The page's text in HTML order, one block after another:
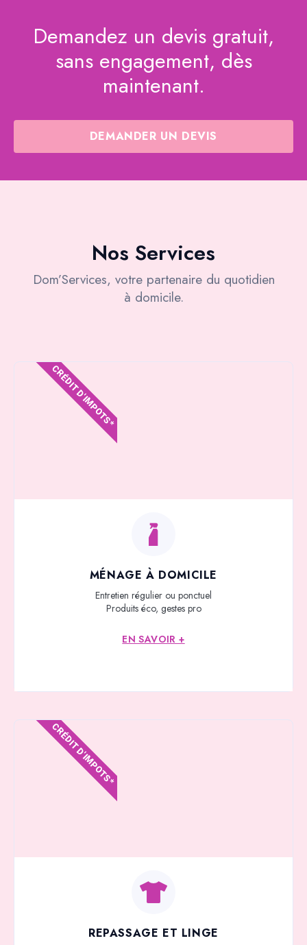
Demandez un devis gratuit,
sans engagement, dès
maintenant.
DEMANDER UN DEVIS
Nos Services
Dom’Services, votre partenaire du quotidien
à domicile.
MÉNAGE À DOMICILE
Entretien régulier ou ponctuel
Produits éco, gestes pro
EN SAVOIR +
CRÉDIT D'IMPOTS*
REPASSAGE ET LINGE
CRÉDIT D'IMPOTS*